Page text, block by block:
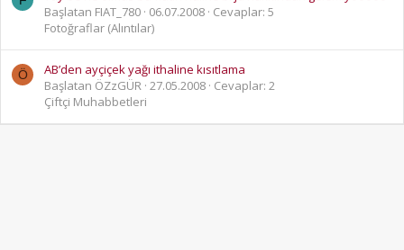
Başlatan FIAT_780 06.07.2008 Cevaplar: 5
Fotoğraflar (Alıntılar)
Ö
AB’den ayçiçek yağı ithaline kısıtlama
Başlatan ÖZzGÜR 27.05.2008 Cevaplar: 2
Çiftçi Muhabbetleri